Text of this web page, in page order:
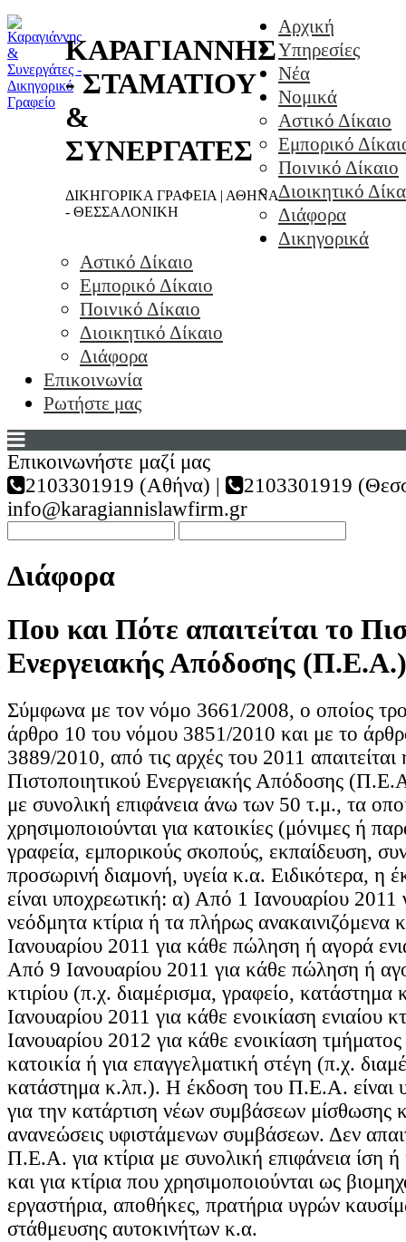
ΚΑΡΑΓΙΑΝΝΗΣ
- ΣΤΑΜΑΤΙΟΥ
&
ΣΥΝΕΡΓΑΤΕΣ
ΔΙΚΗΓΟΡΙΚΑ ΓΡΑΦΕΙΑ | ΑΘΗΝΑ
- ΘΕΣΣΑΛΟΝΙΚΗ
Αρχική
Υπηρεσίες
Νέα
Νομικά
Αστικό Δίκαιο
Εμπορικό
Ποινικό Δίκαιο
Διοικητικό
Διάφορα
Δικηγορικά
Αστικό Δίκαιο
Εμπορικό Δίκαιο
Ποινικό Δίκαιο
Διοικητικό Δίκαιο
Διάφορα
Επικοινωνία
Ρωτήστε μας
Επικοινωνήστε μαζί μας
2103301919 (Αθήνα) |
2103301919
info@karagiannislawfirm.gr
Διάφορα
Που και Πότε απαιτείται το
Ενεργειακής Απόδοσης (Π.Ε.Α.)
Σύμφωνα με τον νόμο 3661/2008, ο οποίος
άρθρο 10 του νόμου 3851/2010 και με το
3889/2010, από τις αρχές του 2011
Πιστοποιητικού Ενεργειακής Απόδοσης
με συνολική επιφάνεια άνω των 50 τ.μ., τα
χρησιμοποιούνται για κατοικίες (μόνιμες ή
γραφεία, εμπορικούς σκοπούς, εκπαίδευση,
προσωρινή διαμονή, υγεία κ.α. Ειδικότερα,
είναι υποχρεωτική: α) Από 1 Ιανουαρίου 2011
νεόδμητα κτίρια ή τα πλήρως ανακαινιζόμενα
Ιανουαρίου 2011 για κάθε πώληση ή αγορά
Από 9 Ιανουαρίου 2011 για κάθε πώληση ή
κτιρίου (π.χ. διαμέρισμα, γραφείο,
Ιανουαρίου 2011 για κάθε ενοικίαση ενιαίου
Ιανουαρίου 2012 για κάθε ενοικίαση τμήματος
κατοικία ή για επαγγελματική στέγη (π.χ.
κατάστημα κ.λπ.). Η έκδοση του Π.Ε.Α. είναι
για την κατάρτιση νέων συμβάσεων μίσθωσης
ανανεώσεις υφιστάμενων συμβάσεων. Δεν
Π.Ε.Α. για κτίρια με συνολική επιφάνεια ίση
και για κτίρια που χρησιμοποιούνται ως
εργαστήρια, αποθήκες, πρατήρια υγρών
στάθμευσης αυτοκινήτων κ.α.